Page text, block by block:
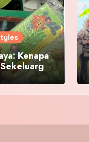
Kenapa
Pakaian